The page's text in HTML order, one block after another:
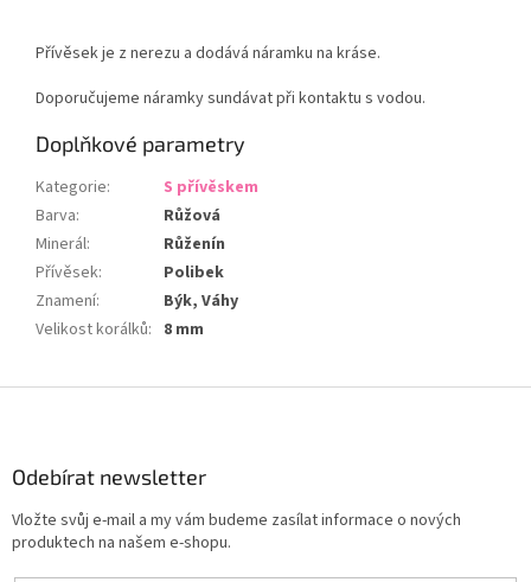
Přívěsek je z nerezu a dodává náramku na kráse.
Doporučujeme náramky sundávat při kontaktu s vodou.
Doplňkové parametry
Kategorie:
S přívěskem
Barva:
Růžová
Minerál:
Růženín
Přívěsek:
Polibek
Znamení:
Býk, Váhy
Velikost korálků: 8 mm
Odebírat newsletter
Vložte svůj e-mail a my vám budeme zasílat informace o nových
produktech na našem e-shopu.